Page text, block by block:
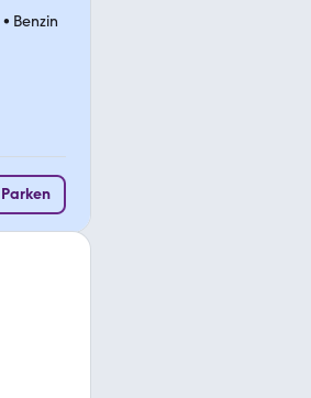
• Benzin
Parken